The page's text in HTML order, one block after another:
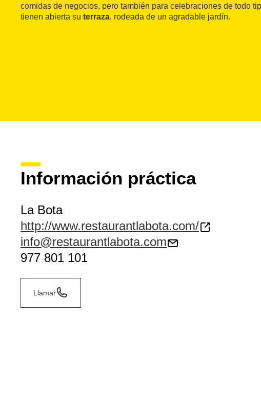
comidas de negocios, pero también para celebraciones de todo
tienen abierta su terraza, rodeada de un agradable jardín.
Información práctica
La Bota
http://www.restaurantlabota.com/
info@restaurantlabota.com
977 801 101
Llamar